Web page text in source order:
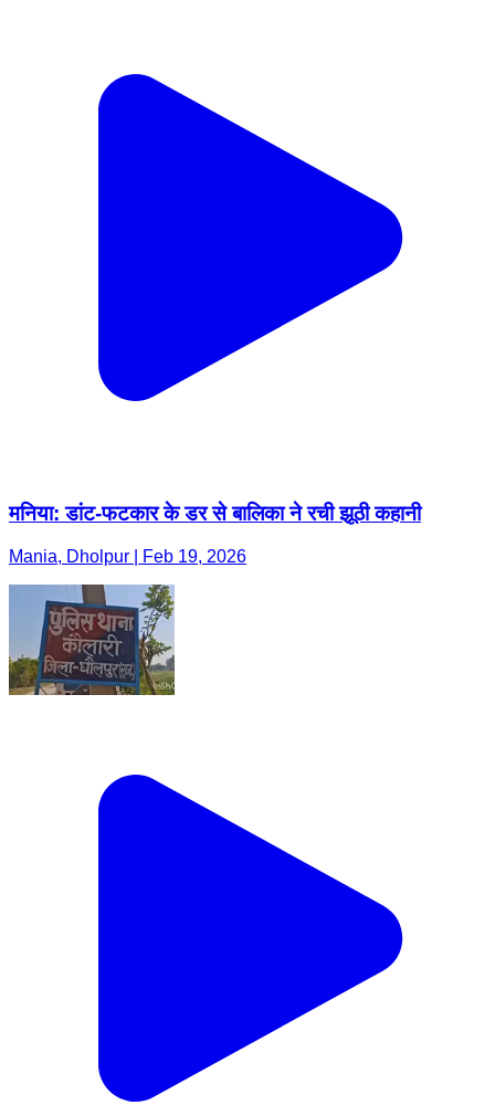
मनिया: डांट-फटकार के डर से बालिका ने रची झूठी कहानी
Mania, Dholpur | Feb 19, 2026